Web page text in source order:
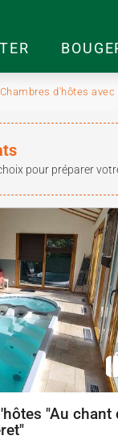
Chambres d'hôtes
pour préparer
"Au chant